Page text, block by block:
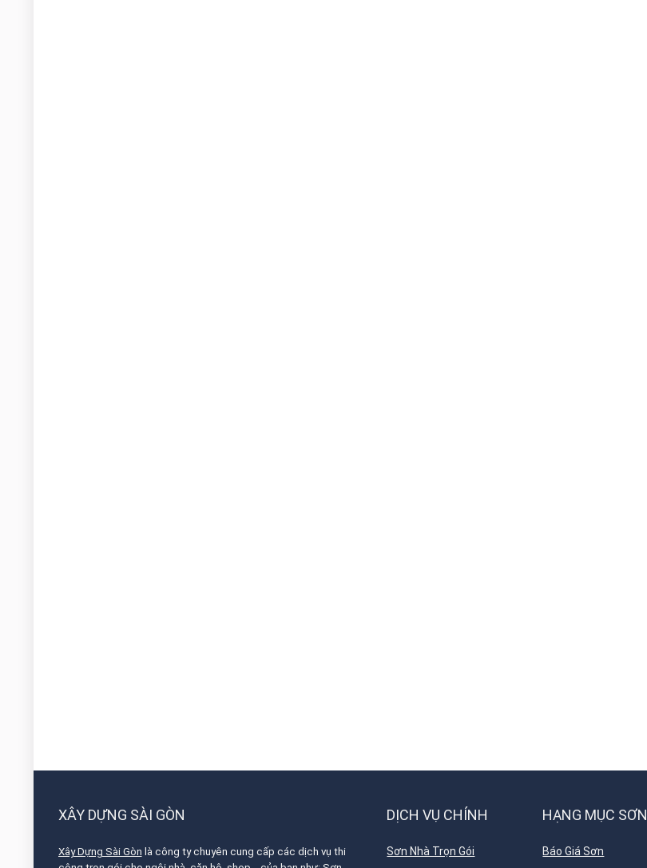
XÂY DỰNG SÀI GÒN
Xây Dựng Sài Gòn là công ty chuyên cung cấp các dịch vụ thi
DỊCH VỤ CHÍNH
Sơn Nhà Trọn Gói
HẠNG MỤC SƠN
Báo Giá Sơn